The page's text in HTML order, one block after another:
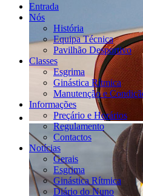
Entrada
Nós
História
Equipa Técnica
Pavilhão Desportivo
Classes
Esgrima
Ginástica Rítmica
Manutenção e
Informações
Preçário e Horários
Regulamento
Contactos
Notícias
Gerais
Esgrima
Ginástica Rítmica
Diário do Nuno